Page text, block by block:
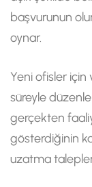
başvurunun
oynar.
Yeni ofisler için
süreyle
gerçekten
gösterdiğinin
uzatma